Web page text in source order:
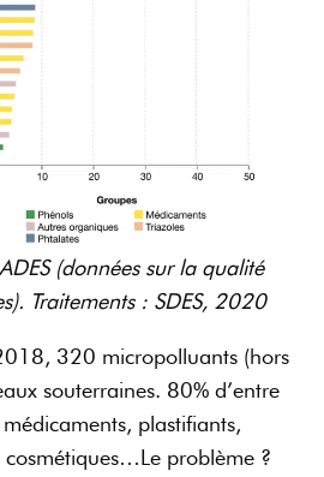
(données sur la qualité
Traitements : SDES, 2020
320 micropolluants (hors
souterraines. 80% d’entre
plastifiants,
cosmétiques…Le problème ?